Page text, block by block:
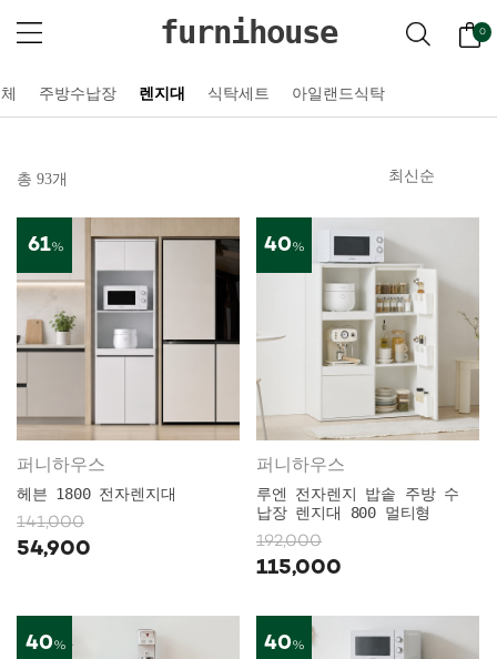
0
furnihouse
주방수납장 렌지대 식탁세트 아일랜드식탁
총 93개
61%
퍼니하우스
헤븐 1800 전자렌지대
141,000
54,900
40%
퍼니하우스
루엔 전자렌지 밥솥 주방 수
납장 렌지대 800 멀티형
192,000
115,000
40% 40%